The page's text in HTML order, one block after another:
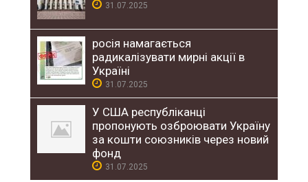
31.07.2025
росія намагається
радикалізувати мирні акції в
Україні
31.07.2025
У США республіканці
пропонують озброювати Україну
за кошти союзників через новий
фонд
31.07.2025